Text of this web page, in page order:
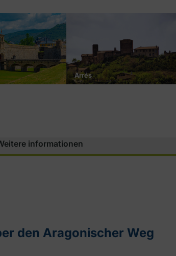
Arrés
informationen
den Aragonischer Weg